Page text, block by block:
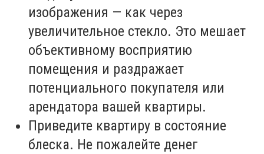
изображения — как через
увеличительное стекло. Это мешает
объективному восприятию
помещения и раздражает
потенциального покупателя или
арендатора вашей квартиры.
Приведите квартиру в состояние
блеска. Не пожалейте денег